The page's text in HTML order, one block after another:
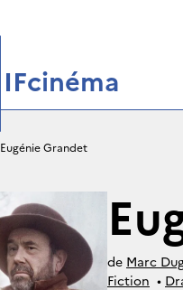
IFcinéma
Eugénie Grandet
de Marc
Fiction •